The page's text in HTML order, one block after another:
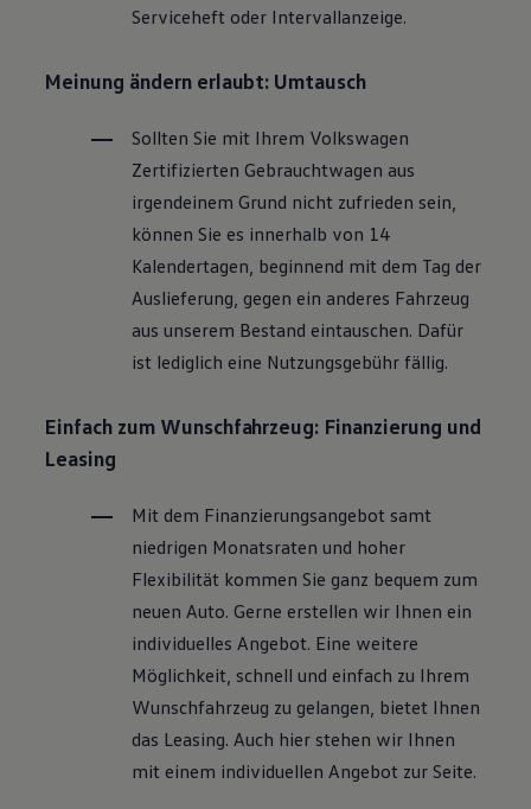
Magazin
Familie
Volkswagen R
Pannen- und Unfallhilfe
Volkswagen Kundenbetreuung
Serviceheft oder Intervallanzeige.
Meinung ändern erlaubt: Umtausch
Sollten Sie mit Ihrem Volkswagen
Zertifizierten Gebrauchtwagen aus
irgendeinem Grund nicht zufrieden sein,
können Sie es innerhalb von 14
Kalendertagen, beginnend mit dem Tag der
Auslieferung, gegen ein anderes Fahrzeug
aus unserem Bestand eintauschen. Dafür
ist lediglich eine Nutzungsgebühr fällig.
Einfach zum Wunschfahrzeug: Finanzierung und
Leasing
Mit dem Finanzierungsangebot samt
niedrigen Monatsraten und hoher
Flexibilität kommen Sie ganz bequem zum
neuen Auto. Gerne erstellen wir Ihnen ein
individuelles Angebot. Eine weitere
Möglichkeit, schnell und einfach zu Ihrem
Wunschfahrzeug zu gelangen, bietet Ihnen
das Leasing. Auch hier stehen wir Ihnen
mit einem individuellen Angebot zur Seite.